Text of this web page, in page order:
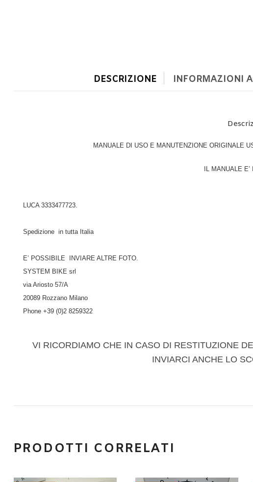
DESCRIZIONE INFORMAZIONI
MANUALE DI USO E MANUTENZIONE ORIGINALE
IL MANUALE
LUCA 3333477723.
Spedizione in tutta Italia
E’ POSSIBILE INVIARE ALTRE FOTO.
SYSTEM BIKE srl
via Ariosto 57/A
20089 Rozzano Milano
Phone +39 (0)2 8259322
VI RICORDIAMO CHE IN CASO DI RESTITUZIONE
INVIARCI ANCHE LO
PRODOTTI CORRELATI